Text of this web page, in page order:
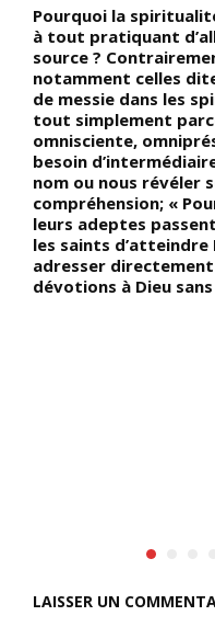
Pourquoi la
à tout pratiquant
source ?
notamment celles
de messie dans les
tout simplement
omnisciente,
besoin
nom ou nous révéler
compréhension; «
leurs adeptes
les saints d’atteindre
adresser
dévotions à Dieu
LAISSER UN